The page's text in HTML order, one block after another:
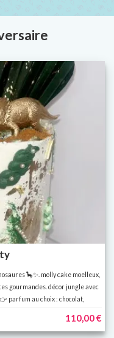
🦕✨. molly cake moelleux,
gourmandes. décor jungle avec
parfum au choix : chocolat,
110,00 €